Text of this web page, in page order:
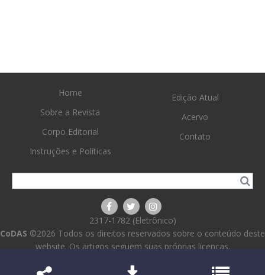
Home
Sobre a Revista
Corpo Editorial
Instruções e Políticas
Edição Atual
Acervo
Contato
2317-1782 (Eletrônico)
CoDAS ©2026 Todos os direitos reservados sobre o conteúdo deste
website. Os artigos seguem suas próprias licenças.